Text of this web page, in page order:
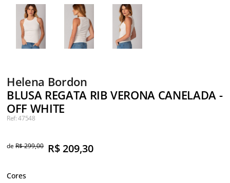
Helena Bordon
BLUSA REGATA RIB VERONA CANELADA -
OFF WHITE
Ref: 47548
deR$ 299,00 R$209,30
Cores